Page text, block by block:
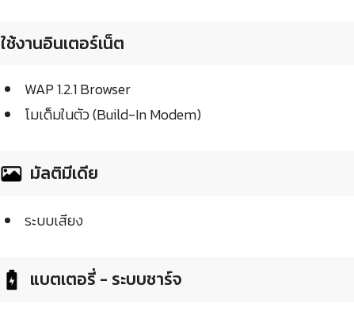
ใช้งานอินเตอร์เน็ต
WAP 1.2.1 Browser
โมเด็มในตัว (Build-In Modem)
มัลติมีเดีย
ระบบเสียง
แบตเตอรี่ - ระบบชาร์จ